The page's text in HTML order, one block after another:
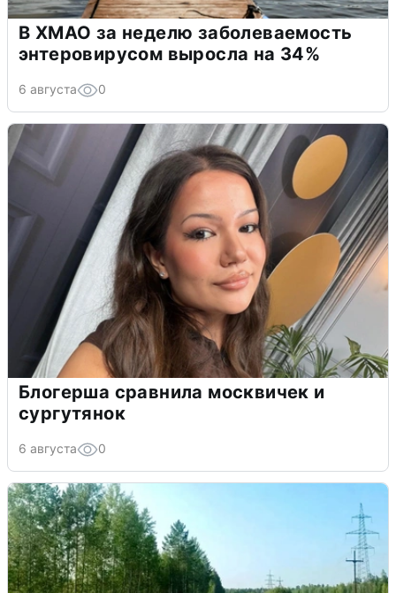
В ХМАО за неделю заболеваемость
энтеровирусом выросла на 34%
6 августа 0
Блогерша сравнила москвичек и
сургутянок
6 августа 0